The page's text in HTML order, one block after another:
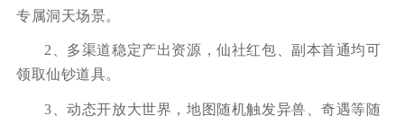
专属洞天场景。
2、多渠道稳定产出资源，仙社红包、副本首通均可
领取仙钞道具。
3、动态开放大世界，地图随机触发异兽、奇遇等随